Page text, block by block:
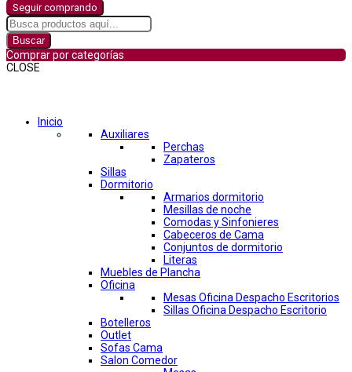
Seguir comprando
Buscar
Comprar por categorías
CLOSE
Inicio
Auxiliares
Perchas
Zapateros
Sillas
Dormitorio
Armarios dormitorio
Mesillas de noche
Comodas y Sinfonieres
Cabeceros de Cama
Conjuntos de dormitorio
Literas
Muebles de Plancha
Oficina
Mesas Oficina Despacho Escritorios
Sillas Oficina Despacho Escritorio
Botelleros
Outlet
Sofas Cama
Salon Comedor